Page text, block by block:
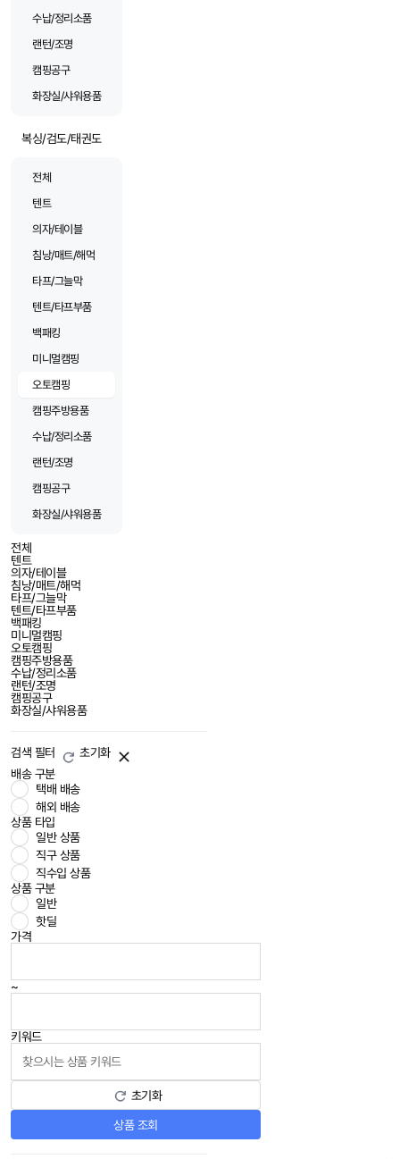
수납/정리소품
랜턴/조명
캠핑공구
화장실/샤워용품
복싱/검도/태권도
전체
텐트
의자/테이블
침낭/매트/해먹
타프/그늘막
텐트/타프부품
백패킹
미니멀캠핑
오토캠핑
캠핑주방용품
수납/정리소품
랜턴/조명
캠핑공구
화장실/샤워용품
전체
텐트
의자/테이블
침낭/매트/해먹
타프/그늘막
텐트/타프부품
백패킹
미니멀캠핑
오토캠핑
캠핑주방용품
수납/정리소품
랜턴/조명
캠핑공구
화장실/샤워용품
검색 필터
초기화
배송 구분
택배 배송
해외 배송
상품 타입
일반 상품
직구 상품
직수입 상품
상품 구분
일반
핫딜
가격
~
키워드
초기화
상품 조회